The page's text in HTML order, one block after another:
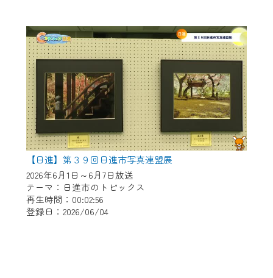
【日進】第３９回日進市写真連盟展
2026年6月1日～6月7日放送
テーマ：日進市のトピックス
再生時間：00:02:56
登録日：2026/06/04